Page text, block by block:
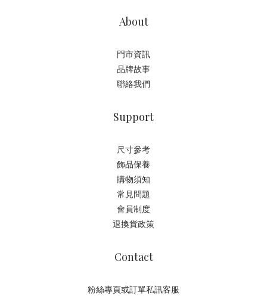
About
門市資訊
品牌故事
聯絡我們
Support
尺寸參考
飾品保養
購物須知
常見問題
會員制度
退換貨政策
Contact
粉絲專頁或訂單私訊客服